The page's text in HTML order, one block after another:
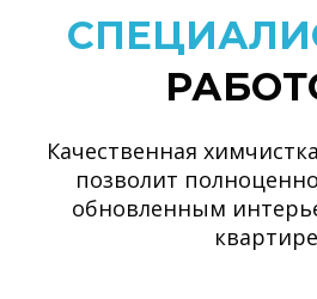
Качественная
позволит
обновленным